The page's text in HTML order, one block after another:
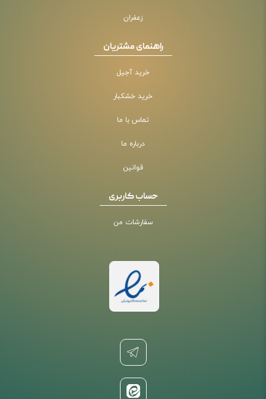
زعفران
راهنمای مشتریان
خرید آجیل
خرید خشکبار
تماس با ما
درباره ما
قوانین
حساب کاربری
سفارشات من